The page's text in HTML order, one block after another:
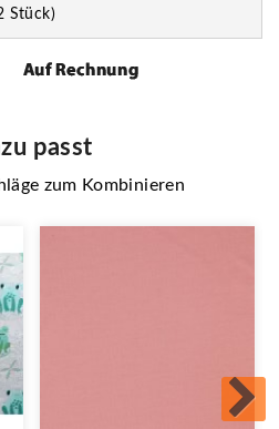
Stück)
passt
zum Kombinieren